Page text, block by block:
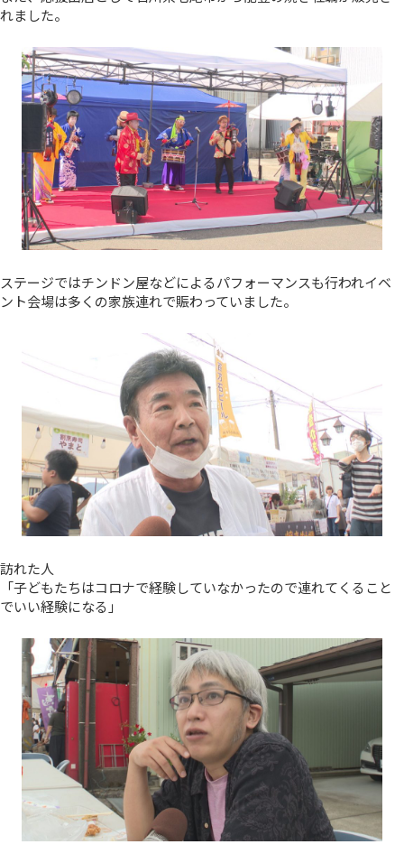
れました。
ステージではチンドン屋などによるパフォーマンスも行われイベ
ント会場は多くの家族連れで賑わっていました。
訪れた人
「子どもたちはコロナで経験していなかったので連れてくること
でいい経験になる」